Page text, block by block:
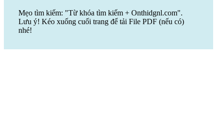
Mẹo tìm kiếm: "Từ khóa tìm kiếm + Onthidgnl.com".
Lưu ý! Kéo xuống cuối trang để tải File PDF (nếu có)
nhé!